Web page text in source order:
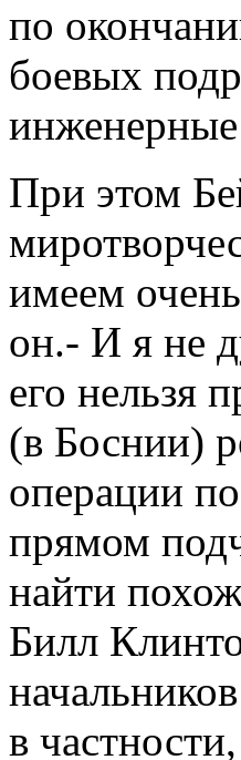
по
боевых
инженерные
При этом
имеем
он.- И я не
его нельзя
(в Боснии)
операции
прямом
найти
Билл
в